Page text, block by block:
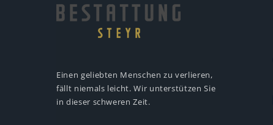
Einen geliebten Menschen zu verlieren,
fällt niemals leicht. Wir unterstützen Sie
in dieser schweren Zeit.